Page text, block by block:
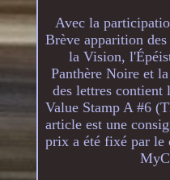
Avec la
Brève apparition
la Vision,
Panthère Noire et
des lettres contient
Value Stamp A #6
article est une
prix a été fixé par le